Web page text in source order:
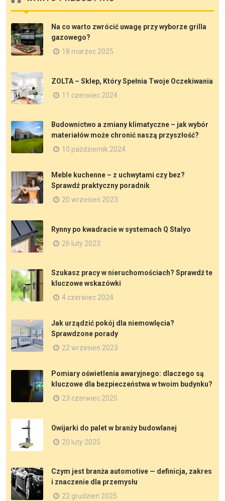
Na co warto zwrócić uwagę przy wyborze grilla
gazowego?
18 marzec 2025
ZOLTA – Sklep, Który Spełnia Twoje Oczekiwania
11 czerwiec 2024
Budownictwo a zmiany klimatyczne – jak wybór
materiałów może chronić naszą przyszłość?
10 październik 2024
Meble kuchenne – z uchwytami czy bez?
Sprawdź praktyczny poradnik
20 wrzesień 2023
Rynny po kwadracie w systemach Q Stalyo
26 luty 2023
Szukasz pracy w nieruchomościach? Sprawdź te
kluczowe wskazówki
4 czerwiec 2024
Jak urządzić pokój dla niemowlęcia?
Sprawdzone porady
22 wrzesień 2023
Pomiary oświetlenia awaryjnego: dlaczego są
kluczowe dla bezpieczeństwa w twoim budynku?
23 czerwiec 2025
Owijarki do palet w branży budowlanej
20 luty 2025
Czym jest branża automotive — definicja, zakres
i znaczenie dla przemysłu
22 grudzień 2025